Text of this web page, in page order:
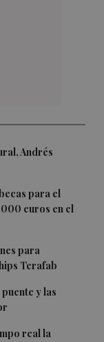
Andrés
para el
euros en el
para
Terafab
y las
real la